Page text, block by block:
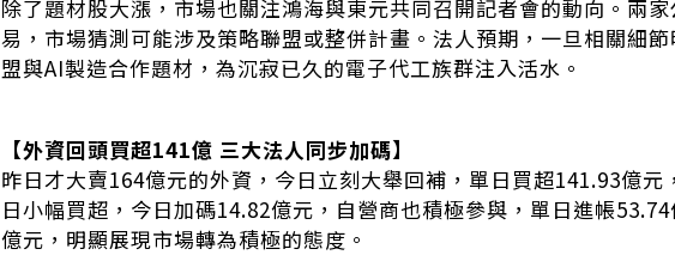
除了題材股大漲，市場也關注鴻海與東元共同召開記者會的動向。兩
易，市場猜測可能涉及策略聯盟或整併計畫。法人預期，一旦相關細
盟與AI製造合作題材，為沉寂已久的電子代工族群注入活水。
【外資回頭買超141億 三大法人同步加碼】
昨日才大賣164億元的外資，今日立刻大舉回補，單日買超141.93億
日小幅買超，今日加碼14.82億元，自營商也積極參與，單日進帳
億元，明顯展現市場轉為積極的態度。